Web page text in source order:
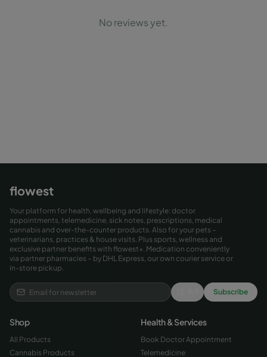
No reviews yet.
flowest
Your platform for health, wellbeing and lifestyle: doctor
appointments, telemedicine, sick notes, prescriptions, medical
cannabis and over-the-counter products. Also for your pets –
veterinarians, practices & house visits. Plus sports, wellness and
exclusive partner benefits with flowest+. Medication conveniently
via partner pharmacies – by DHL Express, our own courier service or
in-store pickup.
Subscribe
Shop
All Products
Cannabis Products
Health & Services
Book Doctor Appointment
Telemedicine